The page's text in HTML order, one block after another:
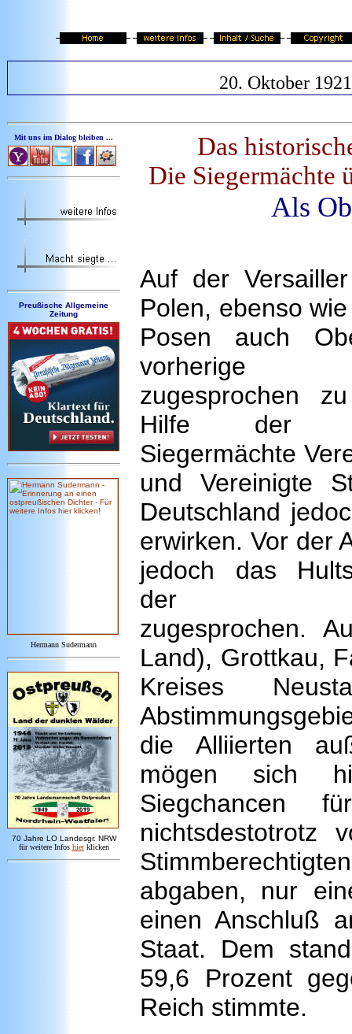
20. Oktober 1921
Mit uns im Dialog bleiben ...
Preußische Allgemeine
Zeitung
Hermann Sudermann
70 Jahre LO Landesgr. NRW
für weitere Infos hier klicken
Das
Die Siegermächte
Als
Auf der
Polen, ebenso
Posen auch
vorherige
zugesprochen
Hilfe der
Siegermächte
und Vereinigte
Deutschland
erwirken. Vor der
jedoch das
der
zugesprochen.
Land), Grottkau,
Kreises
die Alliierten
mögen sich
Siegchancen
nichtsdestotrotz
abgaben, nur
einen Anschluß
Staat. Dem
59,6 Prozent
Reich stimmte.